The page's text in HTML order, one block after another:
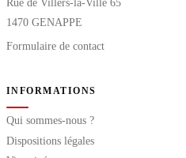
1470 GENAPPE
Formulaire de contact
INFORMATIONS
Qui sommes-nous ?
Dispositions légales